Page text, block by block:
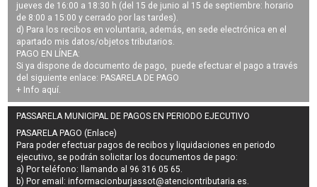
jueves de 16:00 a 18:30 h (del 15 de junio al 15 de septiembre: horario
de 8:00 a 15:00 y cerrado por las tardes).
d) Para los recibos en voluntaria, además, en sede electrónica en el
apartado mis datos/objetos tributarios.
PAGO EN LÍNEA:
Si ya dispone de documento de pago, puede efectuar el pago a través
del siguiente enlace: PASARELA DE PAGO
+ Info aquí.
PASSARELA MUNICIPAL DE PAGOS EN PERIODO EJECUTIVO
PASARELA PAGO (Enlace)
Para poder efectuar pagos derecibos y liquidaciones en periodo
ejecutivo , se podrán solicitar los documentos de pago:
a) Por teléfono: llamando al 96 316 05 65.
b) Por email:informacionburjassot@atenciontributaria.es